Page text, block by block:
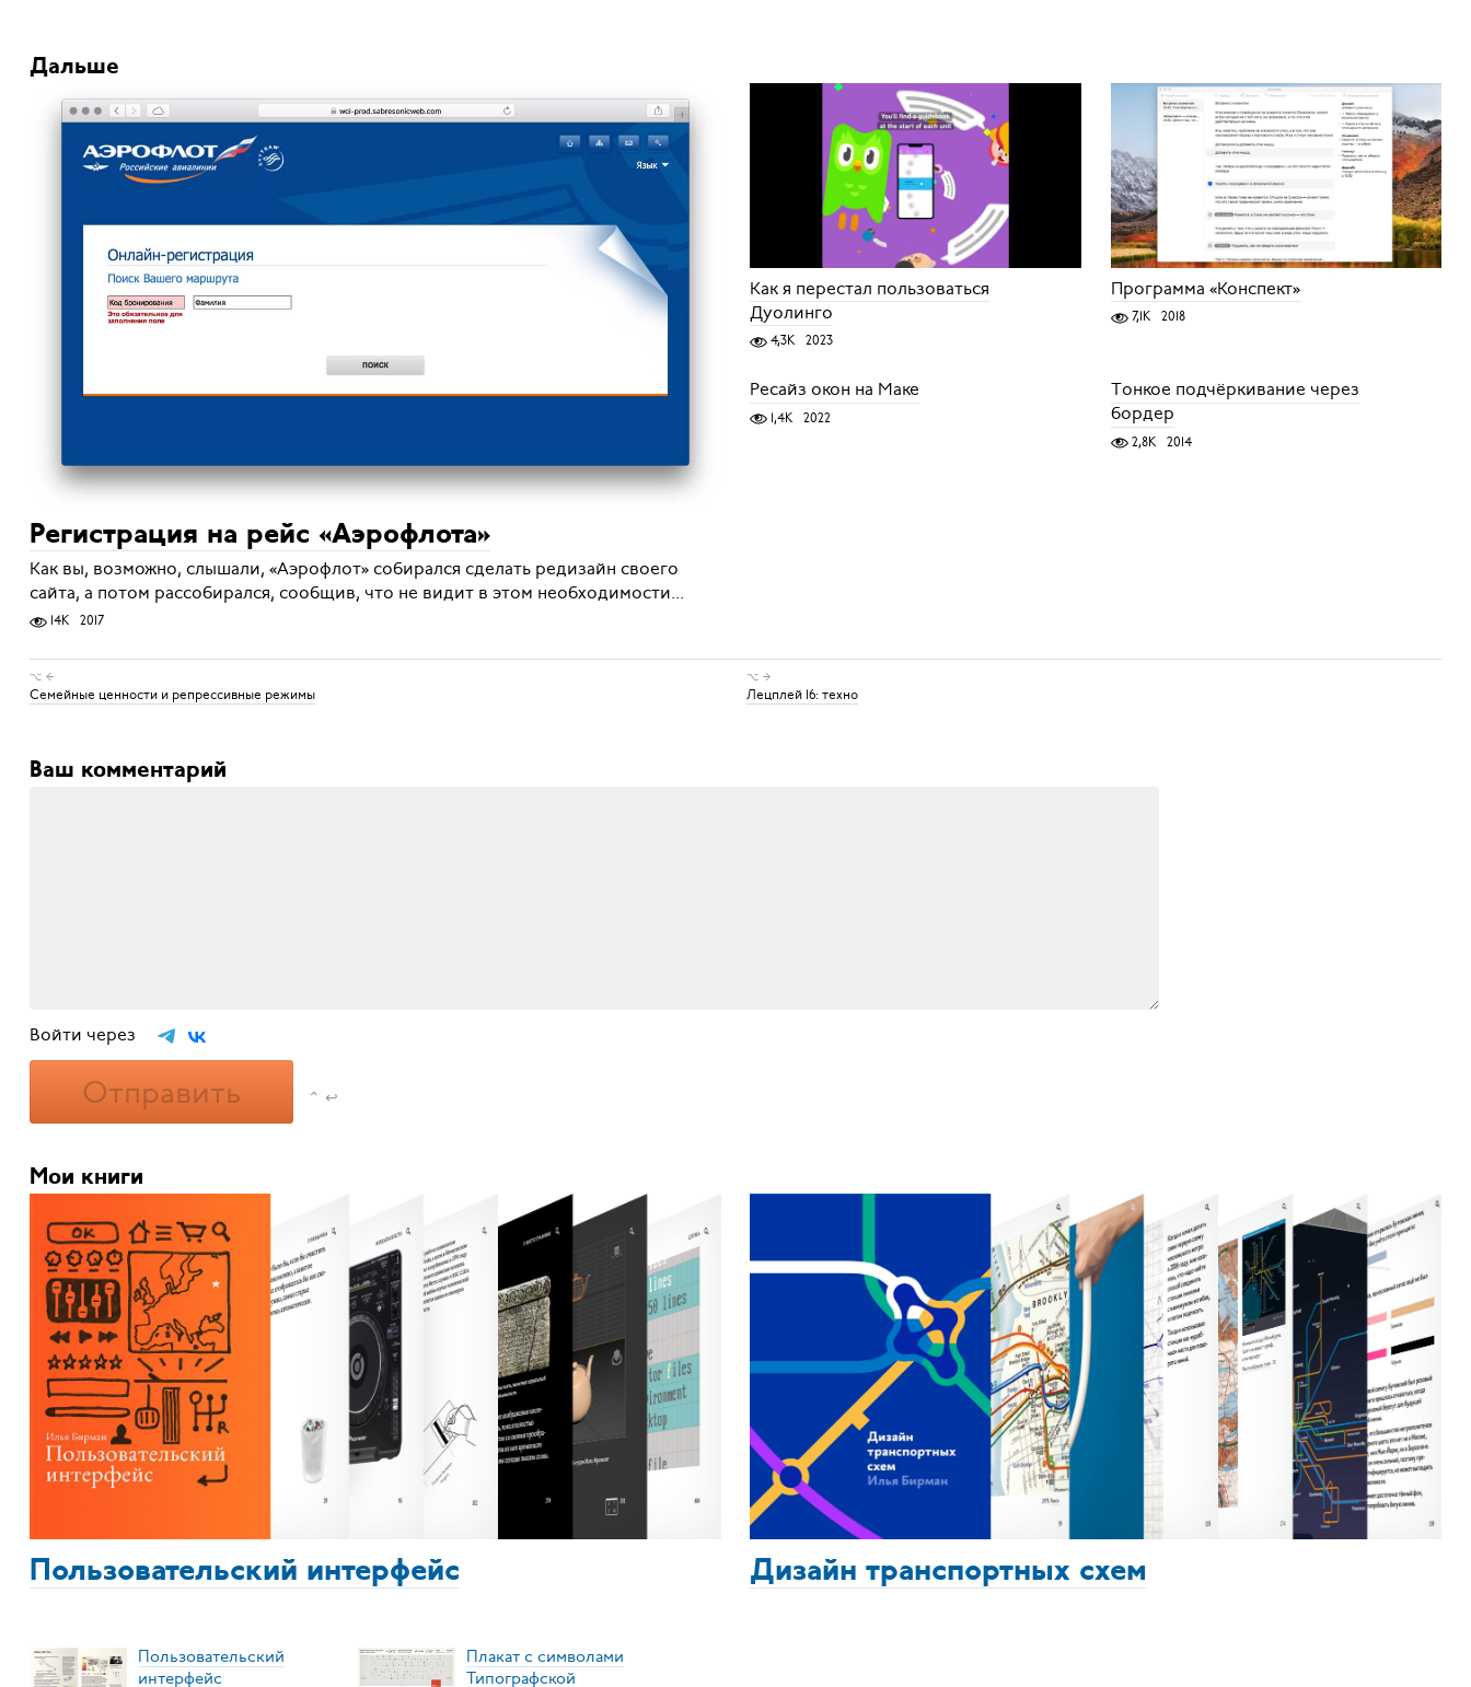
Дальше
Регистрация на рейс «Аэрофлота»
Как вы, возможно, слышали, «Аэрофлот» собирался сделать редизайн своего
сайта, а потом рассобирался, сообщив, что не видит в этом необходимости...
14K 2017
Как я перестал пользоваться
Дуолинго
4,3K 2023
Программа «Конспект»
7,1K 2018
Ресайз окон на Маке
1,4K 2022
Тонкое подчёркивание через
бордер
2,8K 2014
⌥ ←
Семейные ценности и репрессивные режимы
⌥ →
Лецплей 16: техно
Ваш комментарий
Войти через
Отправить ⌃ ↩
Мои книги
Пользовательский интерфейс Дизайн транспортных схем
Пользовательский
интерфейс
Плакат с символами
Типографской